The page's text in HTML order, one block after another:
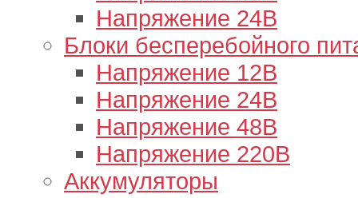
Напряжение 24В
Блоки бесперебойного
Напряжение 12В
Напряжение 24В
Напряжение 48В
Напряжение 220В
Аккумуляторы